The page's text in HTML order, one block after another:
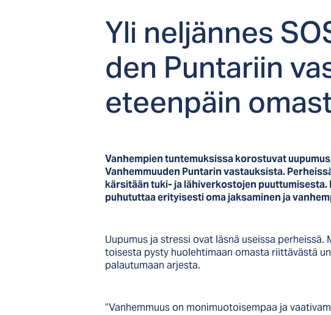
Yli nel­jän­nes
den Pun­ta­riin
eteen­päin
Vanhempien tuntemuksissa korostuvat
Vanhemmuuden Puntarin vastauksista.
kärsitään tuki- ja lähiverkostojen
puhututtaa erityisesti oma jaksaminen ja
Uupumus ja stressi ovat läsnä useissa
toisesta pysty huolehtimaan omasta riittävästä
palautumaan arjesta.
”Vanhemmuus on monimuotoisempaa ja